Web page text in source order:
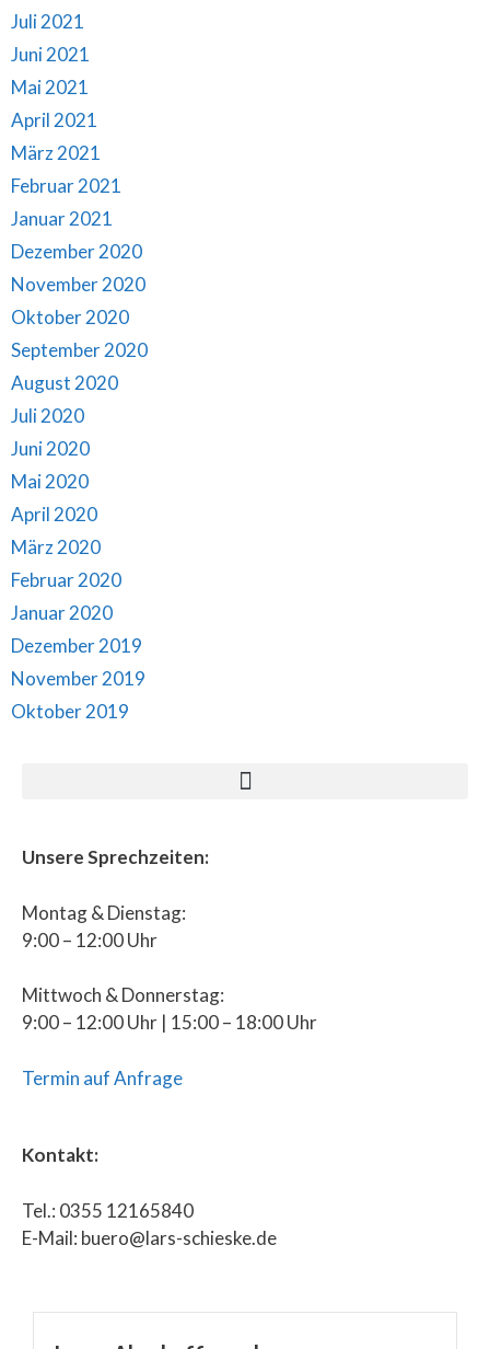
Juli 2021
Juni 2021
Mai 2021
April 2021
März 2021
Februar 2021
Januar 2021
Dezember 2020
November 2020
Oktober 2020
September 2020
August 2020
Juli 2020
Juni 2020
Mai 2020
April 2020
März 2020
Februar 2020
Januar 2020
Dezember 2019
November 2019
Oktober 2019
Unsere Sprechzeiten:
Montag & Dienstag:
9:00 – 12:00 Uhr
Mittwoch & Donnerstag:
9:00 – 12:00 Uhr | 15:00 – 18:00 Uhr
Termin auf Anfrage
Kontakt:
Tel.: 0355 12165840
E-Mail: buero@lars-schieske.de